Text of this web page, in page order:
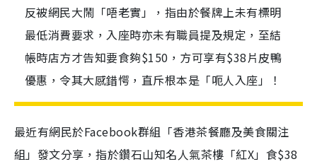
反被網民大鬧「唔老實」，指由於餐牌上未有標明
最低消費要求，入座時亦未有職員提及規定，至結
帳時店方才告知要食夠$150，方可享有$38片皮鴨
優惠，令其大感錯愕，直斥根本是「呃人入座」！
最近有網民於Facebook群組「香港茶餐廳及美食關注
組」發文分享，指於鑽石山知名人氣茶樓「紅X」食$38